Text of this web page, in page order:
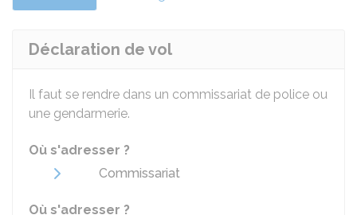
Déclaration de vol
Il faut se rendre dans un commissariat de police ou
une gendarmerie.
Où s'adresser ?
Commissariat
Où s'adresser ?